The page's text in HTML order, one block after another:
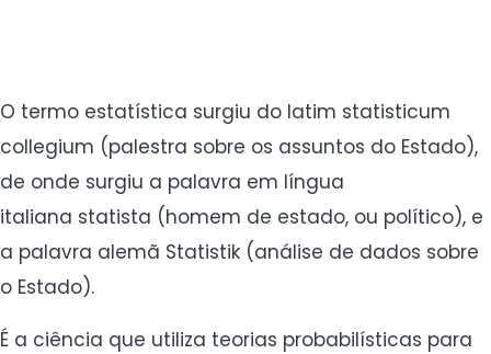
O termo estatística surgiu do latim statisticum
collegium (palestra sobre os assuntos do Estado),
de onde surgiu a palavra em língua
italiana statista (homem de estado, ou político), e
a palavra alemã Statistik (análise de dados sobre
o Estado).
É a ciência que utiliza teorias probabilísticas para